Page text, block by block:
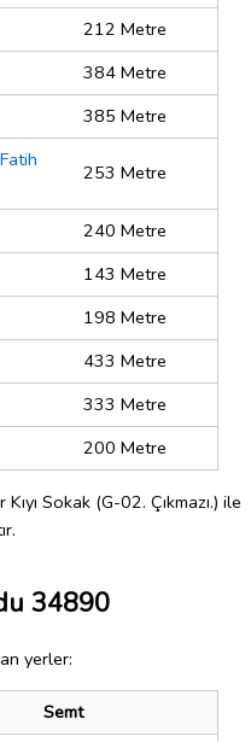
212 Metre
384 Metre
385 Metre
253 Metre
240 Metre
143 Metre
198 Metre
433 Metre
333 Metre
200 Metre
Kıyı Sokak (G-02. Çıkmazı.) ile
34890
yerler:
Semt